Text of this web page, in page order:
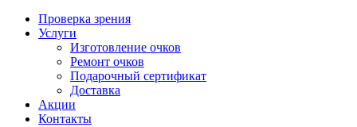
Проверка зрения
Услуги
Изготовление очков
Ремонт очков
Подарочный сертификат
Доставка
Акции
Контакты